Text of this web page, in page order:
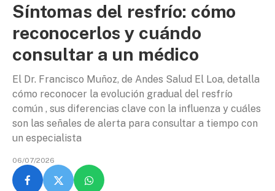
Síntomas del resfrío: cómo
reconocerlos y cuándo
consultar a un médico
El Dr. Francisco Muñoz, de Andes Salud El Loa, detalla
cómo reconocer la evolución gradual del resfrío
común , sus diferencias clave con la influenza y cuáles
son las señales de alerta para consultar a tiempo con
un especialista
06/07/2026